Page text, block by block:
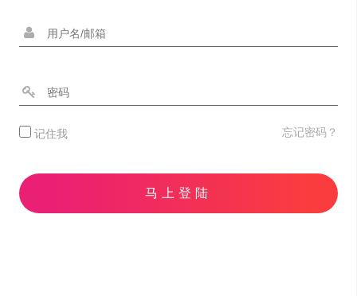
白描
书法
精选
西方画家
记住我 忘记密码？
马上登陆